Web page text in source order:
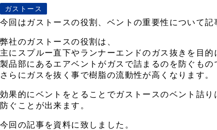
ガストース
今回はガストースの役割、ベントの重要性について
弊社のガストースの役割は、
主にスプルー直下やランナーエンドのガス抜きを目
製品部にあるエアベントがガスで詰まるのを防ぐもの
さらにガスを抜く事で樹脂の流動性が高くなります。
効果的にベントをとることでガストースのベント詰り
防ぐことが出来ます。
今回の記事を資料に致しました。